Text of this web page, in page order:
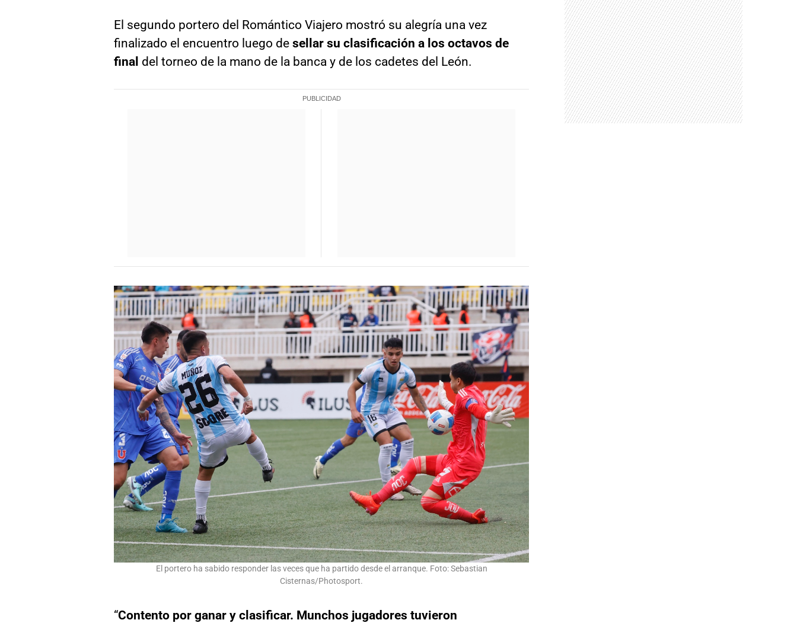
El segundo portero del Romántico Viajero mostró su alegría una vez
finalizado el encuentro luego de sellar su clasificación a los octavos de
final del torneo de la mano de la banca y de los cadetes del León.
El portero ha sabido responder las veces que ha partido desde el arranque. Foto: Sebastian
Cisternas/Photosport.
“Contento por ganar y clasificar. Munchos jugadores tuvieron